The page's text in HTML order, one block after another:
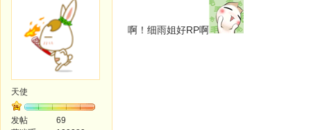
天使
发帖
69
啊！细雨姐好RP啊